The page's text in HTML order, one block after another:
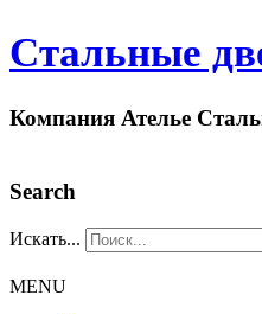
Стальные
Компания Ателье
Search
Искать...
MENU